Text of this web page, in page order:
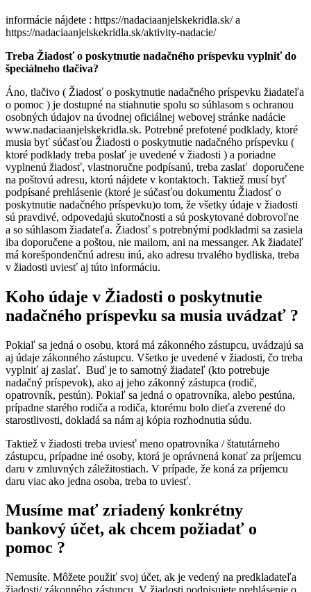
informácie nájdete : https://nadaciaanjelskekridla.sk/ a
https://nadaciaanjelskekridla.sk/aktivity-nadacie/
Treba Žiadosť o poskytnutie nadačného príspevku vyplniť do
špeciálneho tlačiva?
Áno, tlačivo ( Žiadosť o poskytnutie nadačného príspevku žiadateľa
o pomoc ) je dostupné na stiahnutie spolu so súhlasom s ochranou
osobných údajov na úvodnej oficiálnej webovej stránke nadácie
www.nadaciaanjelskekridla.sk. Potrebné prefotené podklady, ktoré
musia byť súčasťou Žiadosti o poskytnutie nadačného príspevku (
ktoré podklady treba poslať je uvedené v žiadosti ) a poriadne
vyplnenú žiadosť, vlastnoručne podpísanú, treba zaslať doporučene
na poštovú adresu, ktorú nájdete v kontaktoch. Taktiež musí byť
podpísané prehlásenie (ktoré je súčasťou dokumentu Žiadosť o
poskytnutie nadačného príspevku)o tom, že všetky údaje v žiadosti
sú pravdivé, odpovedajú skutočnosti a sú poskytované dobrovoľne
a so súhlasom žiadateľa. Žiadosť s potrebnými podkladmi sa zasiela
iba doporučene a poštou, nie mailom, ani na messanger. Ak žiadateľ
má korešpondenčnú adresu inú, ako adresu trvalého bydliska, treba
v žiadosti uviesť aj túto informáciu.
Koho údaje v Žiadosti o poskytnutie
nadačného príspevku sa musia uvádzať ?
Pokiaľ sa jedná o osobu, ktorá má zákonného zástupcu, uvádzajú sa
aj údaje zákonného zástupcu. Všetko je uvedené v žiadosti, čo treba
vyplniť aj zaslať. Buď je to samotný žiadateľ (kto potrebuje
nadačný príspevok), ako aj jeho zákonný zástupca (rodič,
opatrovník, pestún). Pokiaľ sa jedná o opatrovníka, alebo pestúna,
prípadne starého rodiča a rodiča, ktorému bolo dieťa zverené do
starostlivosti, dokladá sa nám aj kópia rozhodnutia súdu.
Taktiež v žiadosti treba uviesť meno opatrovníka / štatutárneho
zástupcu, prípadne iné osoby, ktorá je oprávnená konať za príjemcu
daru v zmluvných záležitostiach. V prípade, že koná za príjemcu
daru viac ako jedna osoba, treba to uviesť.
Musíme mať zriadený konkrétny
bankový účet, ak chcem požiadať o
pomoc ?
Nemusíte. Môžete použiť svoj účet, ak je vedený na predkladateľa